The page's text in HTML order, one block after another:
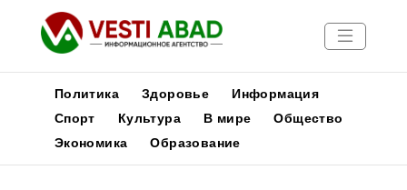
Новости
Политика Здоровье
Информация
Спорт
Культура В мире
Общество
Экономика
Образование